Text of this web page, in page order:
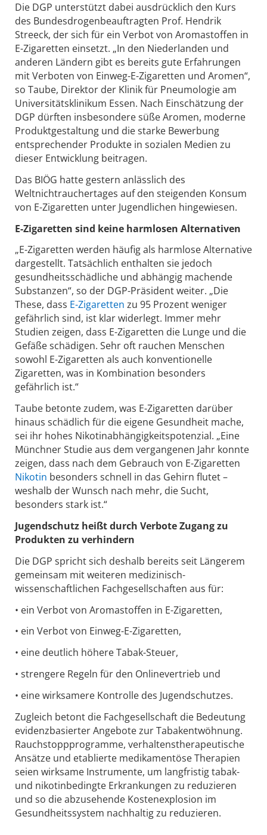
Die DGP unterstützt dabei ausdrücklich den Kurs
des Bundesdrogenbeauftragten Prof. Hendrik
Streeck, der sich für ein Verbot von Aromastoffen in
E-Zigaretten einsetzt. „In den Niederlanden und
anderen Ländern gibt es bereits gute Erfahrungen
mit Verboten von Einweg-E-Zigaretten und Aromen“,
so Taube, Direktor der Klinik für Pneumologie am
Universitätsklinikum Essen. Nach Einschätzung der
DGP dürften insbesondere süße Aromen, moderne
Produktgestaltung und die starke Bewerbung
entsprechender Produkte in sozialen Medien zu
dieser Entwicklung beitragen.
Das BIÖG hatte gestern anlässlich des
Weltnichtrauchertages auf den steigenden Konsum
von E-Zigaretten unter Jugendlichen hingewiesen.
E-Zigaretten sind keine harmlosen Alternativen
„E-Zigaretten werden häufig als harmlose Alternative
dargestellt. Tatsächlich enthalten sie jedoch
gesundheitsschädliche und abhängig machende
Substanzen“, so der DGP-Präsident weiter. „Die
These, dass E-Zigaretten zu 95 Prozent weniger
gefährlich sind, ist klar widerlegt. Immer mehr
Studien zeigen, dass E-Zigaretten die Lunge und die
Gefäße schädigen. Sehr oft rauchen Menschen
sowohl E-Zigaretten als auch konventionelle
Zigaretten, was in Kombination besonders
gefährlich ist.“
Taube betonte zudem, was E-Zigaretten darüber
hinaus schädlich für die eigene Gesundheit mache,
sei ihr hohes Nikotinabhängigkeitspotenzial. „Eine
Münchner Studie aus dem vergangenen Jahr konnte
zeigen, dass nach dem Gebrauch von E-Zigaretten
Nikotin besonders schnell in das Gehirn flutet –
weshalb der Wunsch nach mehr, die Sucht,
besonders stark ist.“
Jugendschutz heißt durch Verbote Zugang zu
Produkten zu verhindern
Die DGP spricht sich deshalb bereits seit Längerem
gemeinsam mit weiteren medizinisch-
wissenschaftlichen Fachgesellschaften aus für:
• ein Verbot von Aromastoffen in E-Zigaretten,
• ein Verbot von Einweg-E-Zigaretten,
• eine deutlich höhere Tabak-Steuer,
• strengere Regeln für den Onlinevertrieb und
• eine wirksamere Kontrolle des Jugendschutzes.
Zugleich betont die Fachgesellschaft die Bedeutung
evidenzbasierter Angebote zur Tabakentwöhnung.
Rauchstoppprogramme, verhaltenstherapeutische
Ansätze und etablierte medikamentöse Therapien
seien wirksame Instrumente, um langfristig tabak-
und nikotinbedingte Erkrankungen zu reduzieren
und so die abzusehende Kostenexplosion im
Gesundheitssystem nachhaltig zu reduzieren.